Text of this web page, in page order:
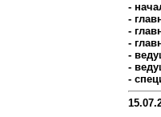
-
-
-
-
-
-
-